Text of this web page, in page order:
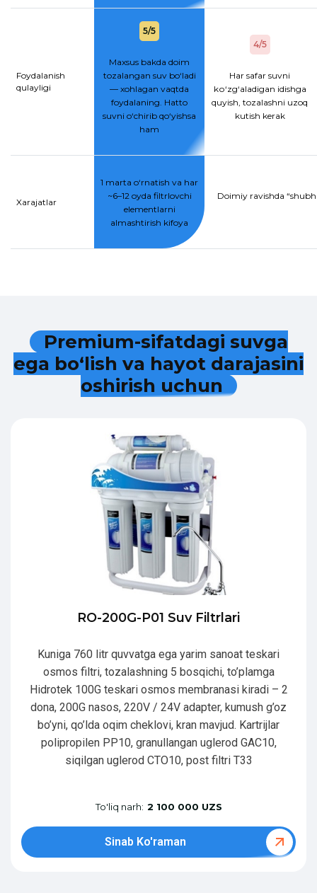
Foydalanish
qulayligi
5/5
Maxsus bakda doim
tozalangan suv bo‘ladi
— xohlagan vaqtda
foydalaning. Hatto
suvni o‘chirib qo‘yishsa
ham
4/5
Har safar suvni
kо‘zg‘aladigan idishga
quyish, tozalashni uzoq
kutish kerak
Xarajatlar
1 marta o‘rnatish va har
~6–12 oyda filtrlovchi
elementlarni
almashtirish kifoya
Doimiy ravishda
Premium-sifatdagi suvga
ega bo‘lish va hayot darajasini
oshirish uchun
RO-200G-P01 Suv Filtrlari
Kuniga 760 litr quvvatga ega yarim sanoat teskari
osmos filtri, tozalashning 5 bosqichi, to’plamga
Hidrotek 100G teskari osmos membranasi kiradi – 2
dona, 200G nasos, 220V / 24V adapter, kumush g’oz
bo’yni, qo’lda oqim cheklovi, kran mavjud. Kartrijlar
polipropilen PP10, granullangan uglerod GAC10,
siqilgan uglerod CTO10, post filtri T33
To'liq narh: 2 100 000 UZS
Sinab Ko'raman